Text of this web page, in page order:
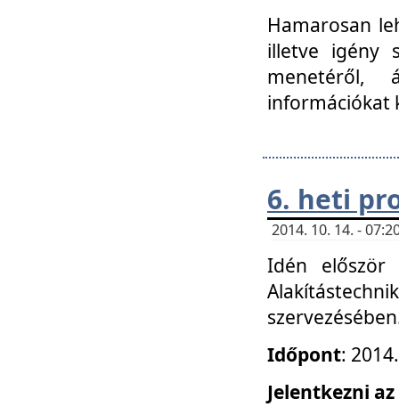
Hamarosan
illetve igény
menetéről,
információkat
6. heti
2014. 10. 14. -
Idén
Időpont:
Jelentkezni az